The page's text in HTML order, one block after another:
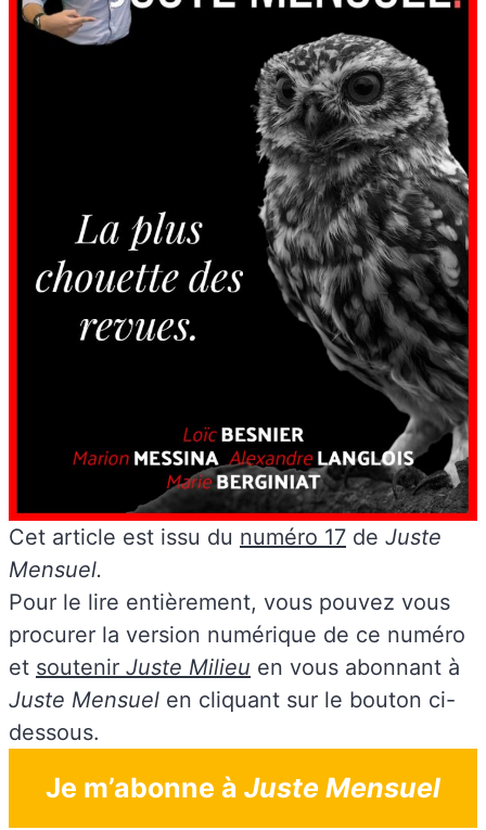
Cet article est issu du numéro 17 de Juste
Mensuel.
Pour le lire entièrement, vous pouvez vous
procurer la version numérique de ce numéro
et soutenir Juste Milieu en vous abonnant à
Juste Mensuel en cliquant sur le bouton ci-
dessous.
Je m’abonne à Juste Mensuel